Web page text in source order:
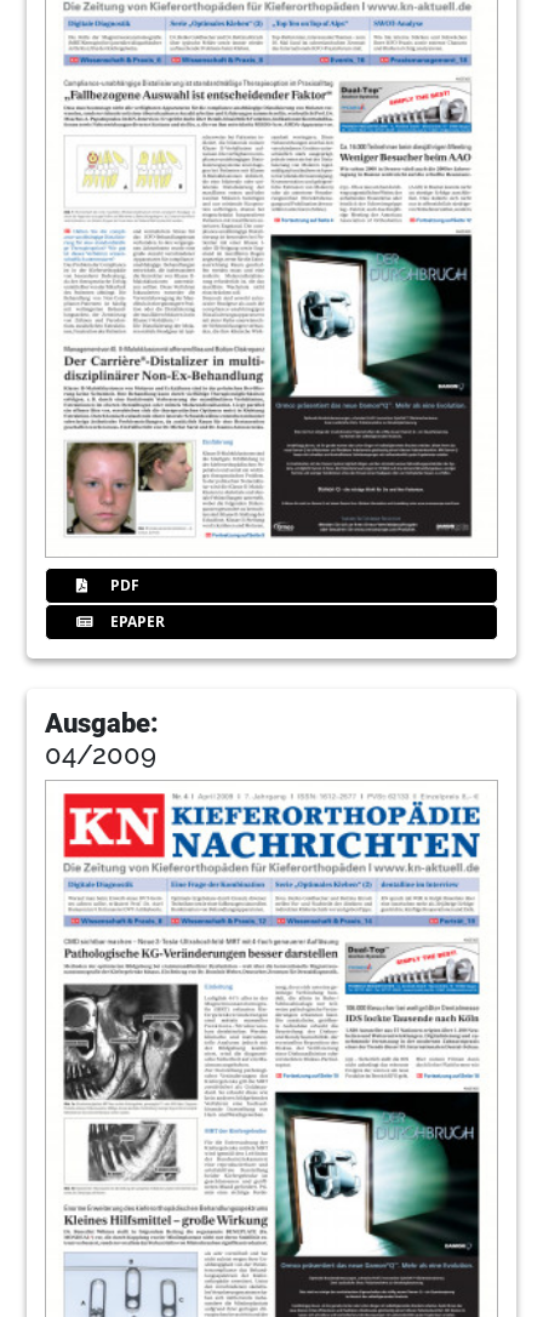
PDF
EPAPER
Ausgabe:
04/2009